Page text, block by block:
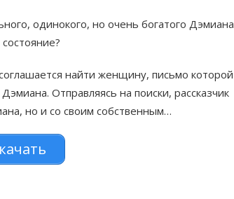
одинокого, но очень богатого Дэмиана
найти женщину, письмо которой
Отправляясь на поиски, рассказчик
но и со своим собственным…